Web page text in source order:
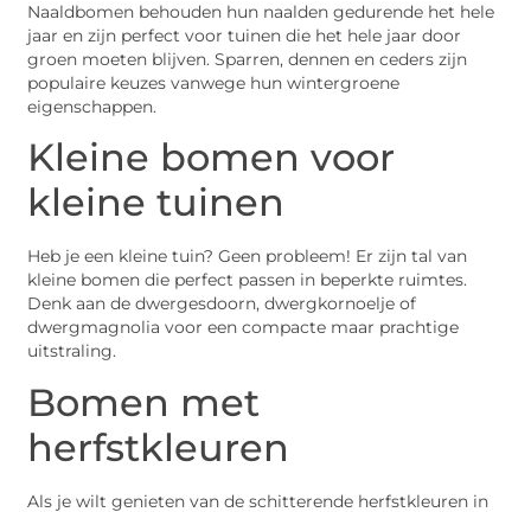
Naaldbomen behouden hun naalden gedurende het hele
jaar en zijn perfect voor tuinen die het hele jaar door
groen moeten blijven. Sparren, dennen en ceders zijn
populaire keuzes vanwege hun wintergroene
eigenschappen.
Kleine bomen voor
kleine tuinen
Heb je een kleine tuin? Geen probleem! Er zijn tal van
kleine bomen die perfect passen in beperkte ruimtes.
Denk aan de dwergesdoorn, dwergkornoelje of
dwergmagnolia voor een compacte maar prachtige
uitstraling.
Bomen met
herfstkleuren
Als je wilt genieten van de schitterende herfstkleuren in